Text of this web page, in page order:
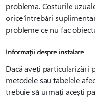
problema. Costurile
orice întrebări
probleme ce nu fac
Informații despre instalare
Dacă aveți particularizări
metodele sau tabelele
trebuie să urmați acești